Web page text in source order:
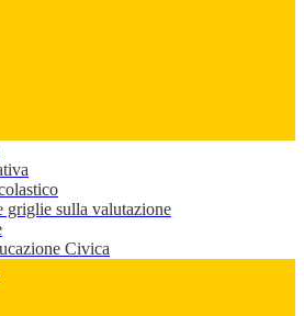
griglie sulla valutazione
Civica